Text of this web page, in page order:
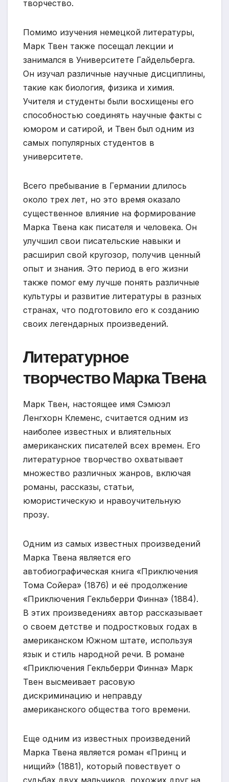
творчество.
Помимо изучения немецкой литературы,
Марк Твен также посещал лекции и
занимался в Университете Гайдельберга.
Он изучал различные научные дисциплины,
такие как биология, физика и химия.
Учителя и студенты были восхищены его
способностью соединять научные факты с
юмором и сатирой, и Твен был одним из
самых популярных студентов в
университете.
Всего пребывание в Германии длилось
около трех лет, но это время оказало
существенное влияние на формирование
Марка Твена как писателя и человека. Он
улучшил свои писательские навыки и
расширил свой кругозор, получив ценный
опыт и знания. Это период в его жизни
также помог ему лучше понять различные
культуры и развитие литературы в разных
странах, что подготовило его к созданию
своих легендарных произведений.
Литературное
творчество Марка Твена
Марк Твен, настоящее имя Сэмюэл
Ленгхорн Клеменс, считается одним из
наиболее известных и влиятельных
американских писателей всех времен. Его
литературное творчество охватывает
множество различных жанров, включая
романы, рассказы, статьи,
юмористическую и нравоучительную
прозу.
Одним из самых известных произведений
Марка Твена является его
автобиографическая книга «Приключения
Тома Сойера» (1876) и её продолжение
«Приключения Гекльберри Финна» (1884).
В этих произведениях автор рассказывает
о своем детстве и подростковых годах в
американском Южном штате, используя
язык и стиль народной речи. В романе
«Приключения Гекльберри Финна» Марк
Твен высмеивает расовую
дискриминацию и неправду
американского общества того времени.
Еще одним из известных произведений
Марка Твена является роман «Принц и
нищий» (1881), который повествует о
судьбах двух мальчиков, похожих друг на